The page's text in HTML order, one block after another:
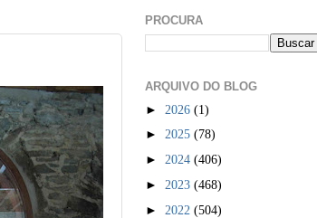
PROCURA
ARQUIVO DO BLOG
► 2026 (1)
► 2025 (78)
► 2024 (406)
► 2023 (468)
► 2022 (504)